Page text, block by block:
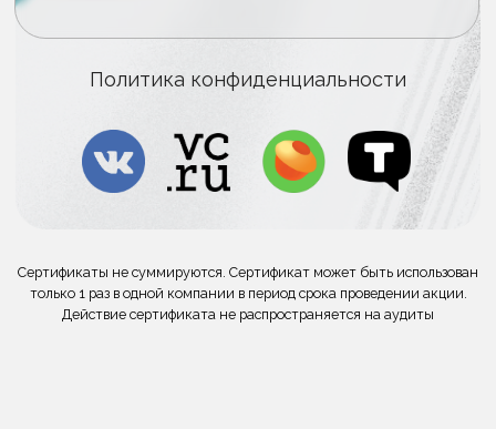
Сертификаты не суммируются. Сертификат может быть использован
только 1 раз в одной компании в период срока проведении акции.
Действие сертификата не распространяется на аудиты
Лента новостей